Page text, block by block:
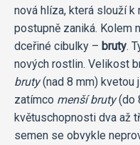
nová hlíza, která slouží k
postupně zaniká. Kolem
dceřiné cibulky – bruty.
nových rostlin. Velikost
bruty(nad 8 mm) kvetou
zatímco menší bruty(do
květuschopnosti dva až
semen se obvykle